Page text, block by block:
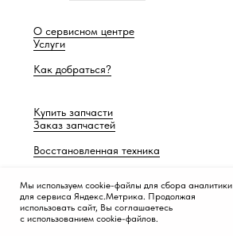
Разработка сайта —Работает само
О сервисном центре
Услуги
Как добраться?
Купить запчасти
Заказ запчастей
Восстановленная техника
Мы используем cookie-файлы для сбора аналитики
для сервиса Яндекс.Метрика. Продолжая
использовать сайт, Вы соглашаетесь
с использованием cookie-файлов.